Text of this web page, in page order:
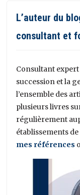
L’auteur du
consultant et
Consultant expert
succession et la
l’ensemble des
plusieurs livres
régulièrement
établissements
mes références